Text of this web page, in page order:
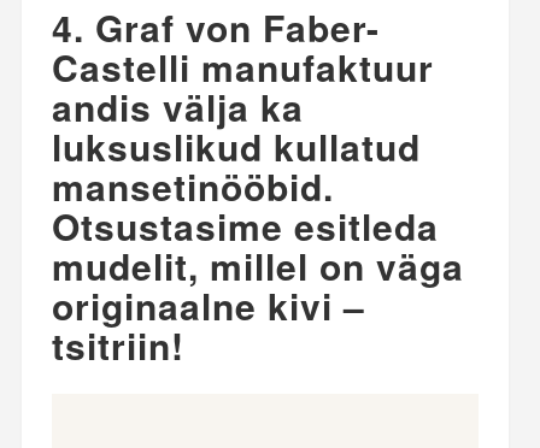
4. Graf von Faber-
Castelli manufaktuur
andis välja ka
luksuslikud kullatud
mansetinööbid.
Otsustasime esitleda
mudelit, millel on väga
originaalne kivi –
tsitriin!